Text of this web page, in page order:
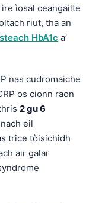
ìosal ceangailte
riut, tha an
HbA1c a’
nas cudromaiche
os cionn raon
2 gu 6
eil
trice tòisichidh
air galar